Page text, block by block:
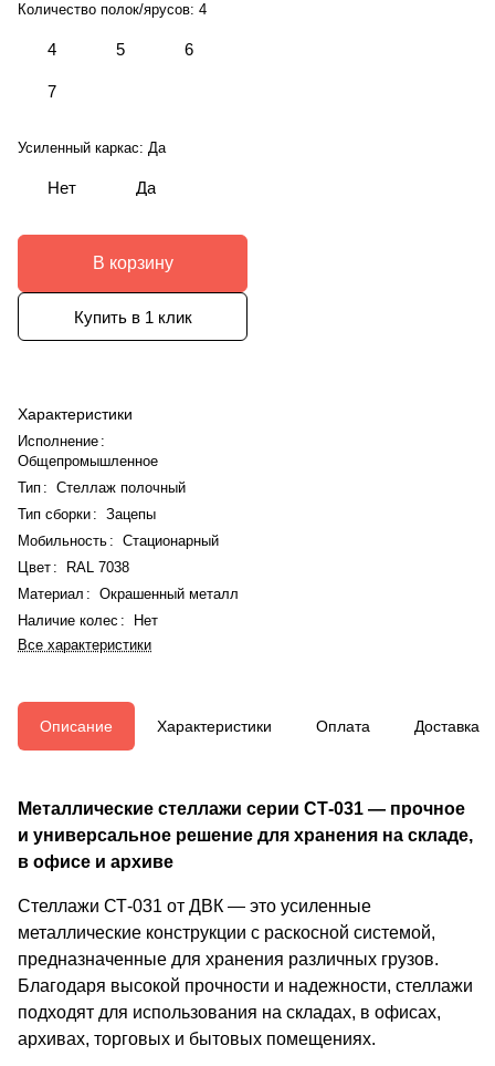
Количество полок/ярусов: 4
4 5 6
7
Усиленный каркас: Да
Нет Да
В корзину
Купить в 1 клик
Характеристики
Исполнение :
Общепромышленное
Тип : Стеллаж полочный
Тип сборки: Зацепы
Мобильность : Стационарный
Цвет :
RAL 7038
Материал : Окрашенный металл
Наличие колес :
Нет
Все характеристики
Описание Характеристики Оплата Доставка
Металлические стеллажи серии СТ-031 — прочное
и универсальное решение для хранения на складе,
в офисе и архиве
Стеллажи СТ-031 от ДВК — это усиленные
металлические конструкции с раскосной системой,
предназначенные для хранения различных грузов.
Благодаря высокой прочности и надежности, стеллажи
подходят для использования на складах, в офисах,
архивах, торговых и бытовых помещениях.